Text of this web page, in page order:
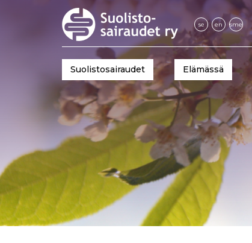
se en sme
Suolistosairaudet Elämässä